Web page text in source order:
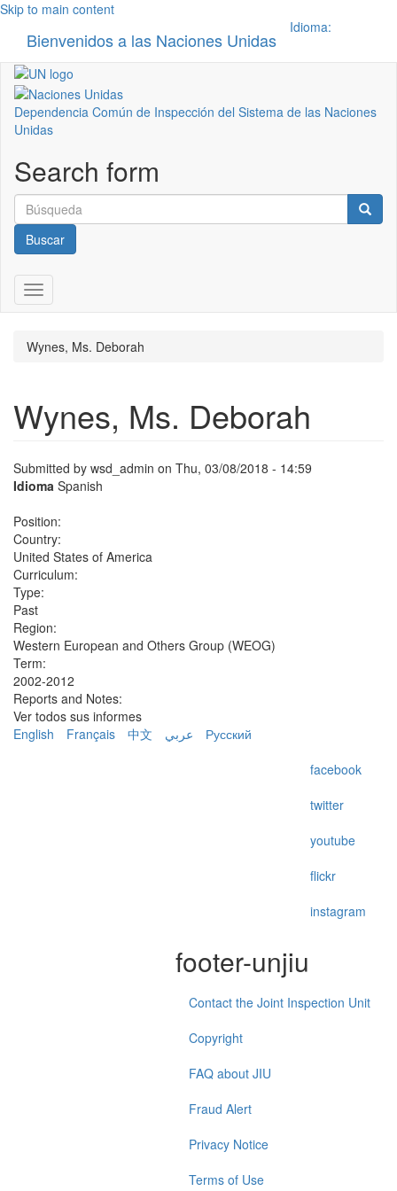
Skip to main content
Bienvenidos a las Naciones Unidas
Idioma:
Dependencia Común de Inspección del Sistema de las Naciones
Unidas
Search form
Buscar
Toggle navigation
Wynes, Ms. Deborah
Wynes, Ms. Deborah
Submitted by wsd_admin on Thu, 03/08/2018 - 14:59
Idioma Spanish
Position:
Country:
United States of America
Curriculum:
Type:
Past
Region:
Western European and Others Group (WEOG)
Term:
2002-2012
Reports and Notes:
Ver todos sus informes
English
Français 中文 عربي
Русский
facebook
twitter
youtube
flickr
instagram
footer-unjiu
Contact the Joint Inspection Unit
Copyright
FAQ about JIU
Fraud Alert
Privacy Notice
Terms of Use